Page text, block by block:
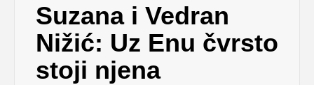
Suzana i Vedran
Nižić: Uz Enu čvrsto
stoji njena